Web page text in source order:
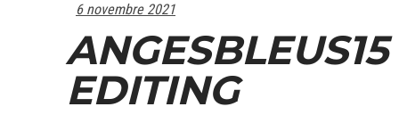
6 novembre 2021
ANGESBLEUS15
EDITING